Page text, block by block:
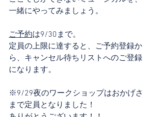
一緒にやってみましょう。
ご予約は9/30まで。
定員の上限に達すると、ご予約登録か
ら、キャンセル待ちリストへのご登録
になります。
※9/29夜のワークショップはおかげさ
まで定員となりました！